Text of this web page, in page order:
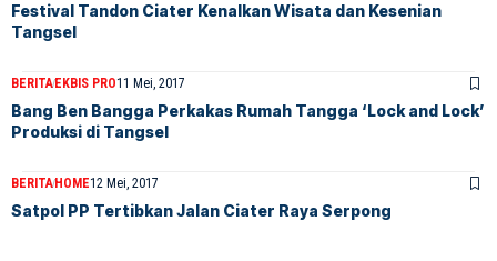
Festival Tandon Ciater Kenalkan Wisata dan Kesenian
Tangsel
BERITAEKBIS PRO11 Mei, 2017
Bang Ben Bangga Perkakas Rumah Tangga ‘Lock and Lock’
Produksi di Tangsel
BERITAHOME12 Mei, 2017
Satpol PP Tertibkan Jalan Ciater Raya Serpong